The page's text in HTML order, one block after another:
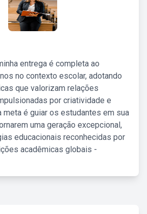
entrega é completa ao
no contexto escolar, adotando
que valorizam relações
por criatividade e
meta é guiar os estudantes em sua
uma geração excepcional,
educacionais reconhecidas por
acadêmicas globais -